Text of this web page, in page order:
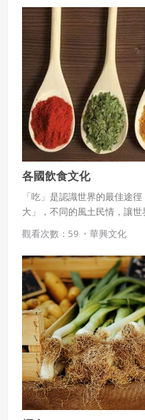
各國飲食文化
「吃」是認識世界的最佳途
大」，不同的風土民情，讓
本與臺灣的食材、用餐禮儀與
界。
觀看次數：59 ・ 華興文化